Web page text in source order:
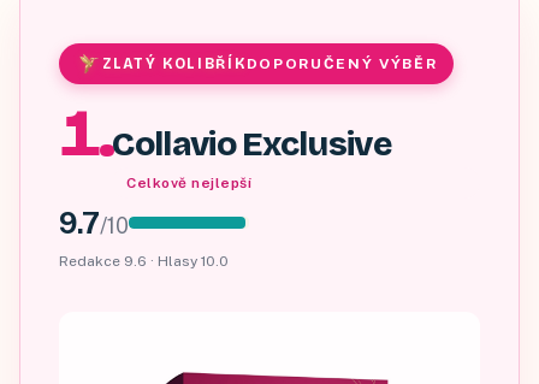
ZLATÝ KOLIBŘÍK DOPORUČENÝ VÝBĚR
1.Collavio Exclusive
Celkově nejlepší
9.7/10
Redakce 9.6 · Hlasy 10.0